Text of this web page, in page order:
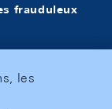
frauduleux
les